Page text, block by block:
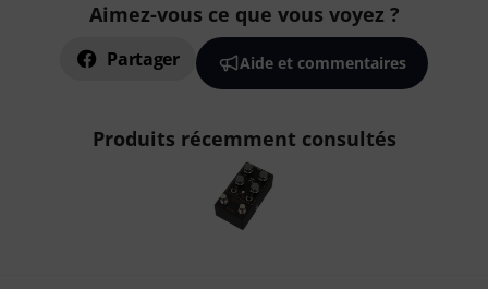
Aimez-vous ce que vous voyez ?
Partager Aide et commentaires
Produits récemment consultés